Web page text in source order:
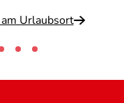
Urlaubsort